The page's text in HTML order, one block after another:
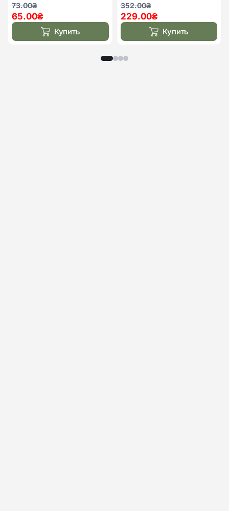
73.00₴
Первоначальная
цена
составляла
73.00₴.
65.00₴
Текущая
цена:
65.00₴. Купить
352.00₴
Первоначальная
цена
составляла
352.00₴.
229.00₴
Текущая
цена:
229.00₴.Купить